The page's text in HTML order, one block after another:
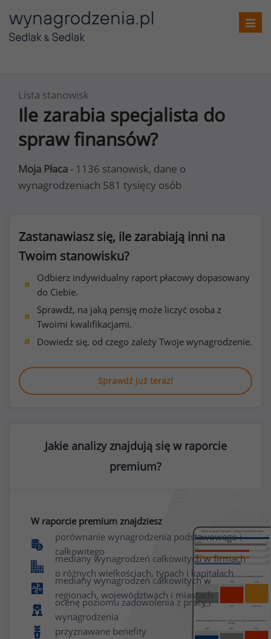
Lista stanowisk
Ile zarabia specjalista do
spraw finansów?
Moja Płaca - 1136 stanowisk, dane o
wynagrodzeniach 581 tysięcy osób
Zastanawiasz się, ile zarabiają inni na
Twoim stanowisku?
Odbierz indywidualny raport płacowy dopasowany
do Ciebie.
Sprawdź, na jaką pensję może liczyć osoba z
Twoimi kwalifikacjami.
Dowiedz się, od czego zależy Twoje wynagrodzenie.
Sprawdź już teraz!
Jakie analizy znajdują się w raporcie
premium?
W raporcie premium znajdziesz
porównanie wynagrodzenia podstawowego i
całkowitego
mediany wynagrodzeń całkowitych w firmach
o różnych wielkościach, typach i kapitałach
mediany wynagrodzeń całkowitych w
regionach, województwach i miastach
ocenę poziomu zadowolenia z pracy i
wynagrodzenia
przyznawane benefity